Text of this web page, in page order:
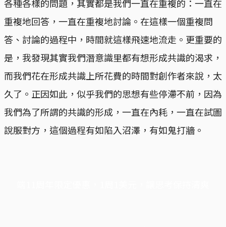
各種各樣的問題，其實都是我們一直在重複的：一直在
重複地回答，一直在重複地討論。在這樣一個重複問
答、討論的過程中，時間就這樣飛速地流走。更重要的
是，我發現其實我們潛意識里都有想形成共識的渴求，
而我們花在形成共識上所花費的時間對創作者來說，太
久了。正因如此，似乎我們的思想有些停滯不前，因為
我們為了所謂的共識的形成，一直在內耗，一直在試圖
說服對方，這個過程有如陷入沼澤，有如鬼打牆。